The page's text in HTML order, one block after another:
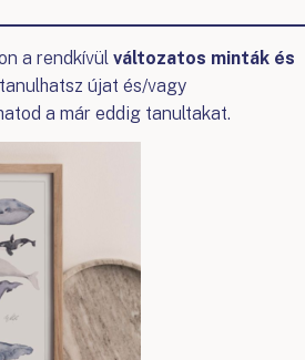
a rendkívül változatos minták és
újat és/vagy
a már eddig tanultakat.